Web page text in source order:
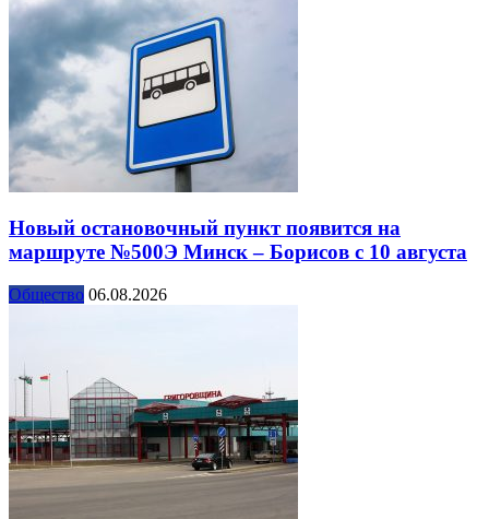
Новый остановочный пункт появится на
маршруте №500Э Минск – Борисов с 10 августа
Общество 06.08.2026